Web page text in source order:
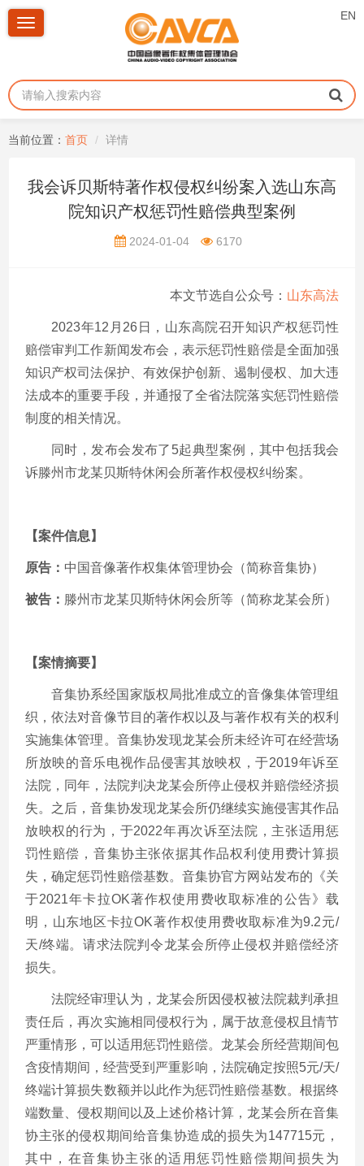
EN
Toggle
当前位置： 首页 详情
我会诉贝斯特著作权侵权纠纷案入选山东高
院知识产权惩罚性赔偿典型案例
2024-01-04 6170
本文节选自公众号： 山东高法
2023年12月26日，山东高院召开知识产权惩罚性
赔偿审判工作新闻发布会，表示惩罚性赔偿是全面加强
知识产权司法保护、有效保护创新、遏制侵权、加大违
法成本的重要手段，并通报了全省法院落实惩罚性赔偿
制度的相关情况。
同时，发布会发布了5起典型案例，其中包括我会
诉滕州市龙某贝斯特休闲会所著作权侵权纠纷案。
【案件信息】
原告： 中国音像著作权集体管理协会（简称音集协）
被告： 滕州市龙某贝斯特休闲会所等（简称龙某会所）
【案情摘要】
音集协系经国家版权局批准成立的音像集体管理组
织，依法对音像节目的著作权以及与著作权有关的权利
实施集体管理。音集协发现龙某会所未经许可在经营场
所放映的音乐电视作品侵害其放映权，于2019年诉至
法院，同年，法院判决龙某会所停止侵权并赔偿经济损
失。之后，音集协发现龙某会所仍继续实施侵害其作品
放映权的行为，于2022年再次诉至法院，主张适用惩
罚性赔偿，音集协主张依据其作品权利使用费计算损
失，确定惩罚性赔偿基数。音集协官方网站发布的《关
于2021年卡拉OK著作权使用费收取标准的公告》载
明，山东地区卡拉OK著作权使用费收取标准为9.2元/
天/终端。请求法院判令龙某会所停止侵权并赔偿经济
损失。
法院经审理认为，龙某会所因侵权被法院裁判承担
责任后，再次实施相同侵权行为，属于故意侵权且情节
严重情形，可以适用惩罚性赔偿。龙某会所经营期间包
含疫情期间，经营受到严重影响，法院确定按照5元/天/
终端计算损失数额并以此作为惩罚性赔偿基数。根据终
端数量、侵权期间以及上述价格计算，龙某会所在音集
协主张的侵权期间给音集协造成的损失为147715元，
其中，在音集协主张的适用惩罚性赔偿期间损失为